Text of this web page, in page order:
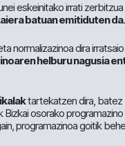
eskeinitako irrati
batuan emitiduten da.
normalizazinoa dira
helburu nagusia
tartekatzen dira, batez
Bizkai osorako
programazinoa goitik